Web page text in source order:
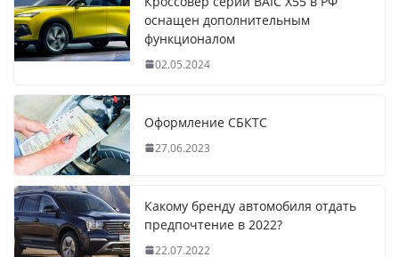
оснащен дополнительным
функционалом
02.05.2024
Оформление СБКТС
27.06.2023
Какому бренду автомобиля отдать
предпочтение в 2022?
22.07.2022